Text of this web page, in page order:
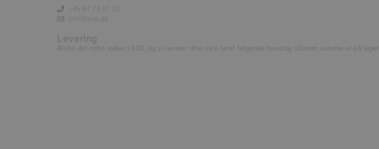
Levering
Afslut din ordre inden 14.00, og vi leverer dine vare først følgende hverdag såfremt varerne er på lager.